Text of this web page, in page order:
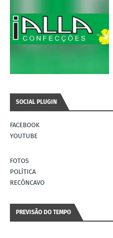
SOCIAL PLUGIN
FACEBOOK
YOUTUBE
FOTOS
POLÍTICA
RECÔNCAVO
PREVISÃO DO TEMPO